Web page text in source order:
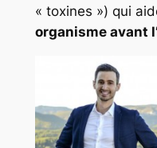
« toxines ») qui
organisme avant